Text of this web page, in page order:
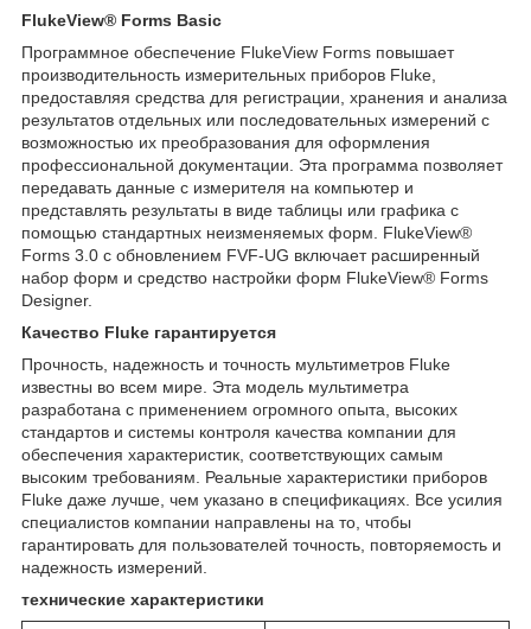
FlukeView® Forms Basic
Программное обеспечение FlukeView Forms повышает
производительность измерительных приборов Fluke,
предоставляя средства для регистрации, хранения и анализа
результатов отдельных или последовательных измерений с
возможностью их преобразования для оформления
профессиональной документации. Эта программа позволяет
передавать данные с измерителя на компьютер и
представлять результаты в виде таблицы или графика с
помощью стандартных неизменяемых форм. FlukeView®
Forms 3.0 с обновлением FVF-UG включает расширенный
набор форм и средство настройки форм FlukeView® Forms
Designer.
Качество Fluke гарантируется
Прочность, надежность и точность мультиметров Fluke
известны во всем мире. Эта модель мультиметра
разработана с применением огромного опыта, высоких
стандартов и системы контроля качества компании для
обеспечения характеристик, соответствующих самым
высоким требованиям. Реальные характеристики приборов
Fluke даже лучше, чем указано в спецификациях. Все усилия
специалистов компании направлены на то, чтобы
гарантировать для пользователей точность, повторяемость и
надежность измерений.
технические характеристики